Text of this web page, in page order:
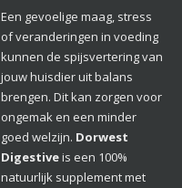
Een gevoelige maag, stress
of veranderingen in voeding
kunnen de spijsvertering van
jouw huisdier uit balans
brengen. Dit kan zorgen voor
ongemak en een minder
goed welzijn. Dorwest
Digestiveis een 100%
natuurlijk supplement met